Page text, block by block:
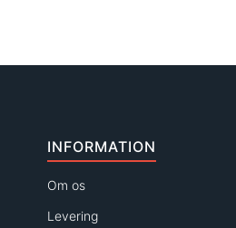
INFORMATION
Om os
Levering